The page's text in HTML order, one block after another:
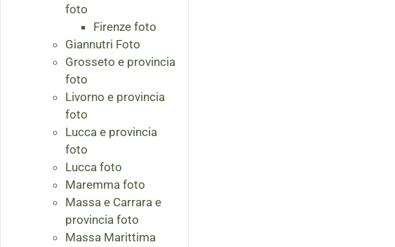
foto
Firenze foto
Giannutri Foto
Grosseto e provincia
foto
Livorno e provincia
foto
Lucca e provincia
foto
Lucca foto
Maremma foto
Massa e Carrara e
provincia foto
Massa Marittima